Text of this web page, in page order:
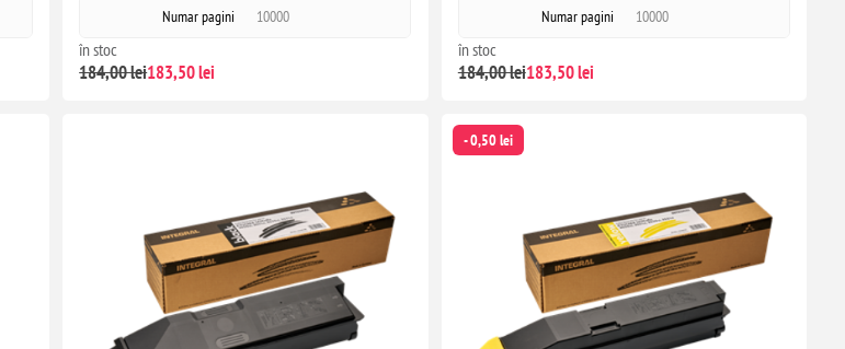
Numar pagini 10000
în stoc
184,00 lei183,50 lei
Numar pagini 10000
în stoc
184,00 lei183,50 lei
- 0,50 lei